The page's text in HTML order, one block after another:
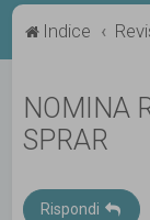
Indice
NOMINA
SPRAR
Rispondi